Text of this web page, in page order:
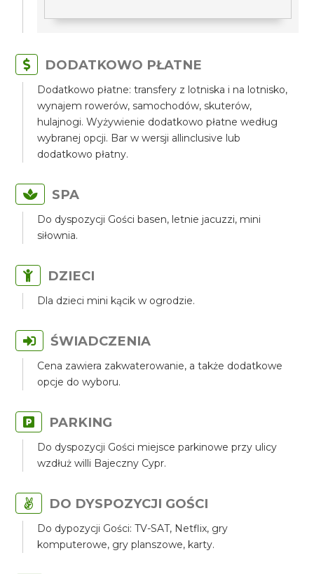
DODATKOWO PŁATNE
Dodatkowo płatne: transfery z lotniska i na lotnisko,
wynajem rowerów, samochodów, skuterów,
hulajnogi. Wyżywienie dodatkowo płatne według
wybranej opcji. Bar w wersji allinclusive lub
dodatkowo płatny.
SPA
Do dyspozycji Gości basen, letnie jacuzzi, mini
siłownia.
DZIECI
Dla dzieci mini kącik w ogrodzie.
ŚWIADCZENIA
Cena zawiera zakwaterowanie, a także dodatkowe
opcje do wyboru.
PARKING
Do dyspozycji Gości miejsce parkinowe przy ulicy
wzdłuż willi Bajeczny Cypr.
DO DYSPOZYCJI GOŚCI
Do dypozycji Gości: TV-SAT, Netflix, gry
komputerowe, gry planszowe, karty.